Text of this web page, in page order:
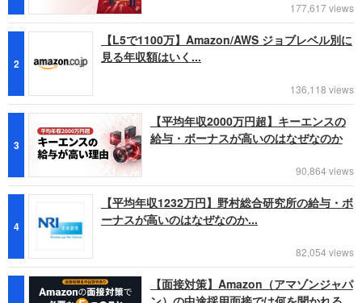
177,617 views
2
【L5で1100万】Amazon/AWS ジョブレベル別に
見る年収額はいく...
136,118 views
3
【平均年収2000万円超】キーエンスの
給与・ボーナスが高いのはなぜなのか
90,864 views
4
【平均年収1232万円】野村総合研究所の給与・ボ
ーナスが高いのはなぜなのか...
82,054 views
【面接対策】Amazon（アマゾンジャパ